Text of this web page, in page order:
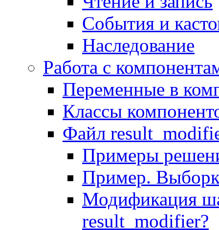
События и
Наследование
Работа с
Переменные в
Классы
Файл
Примеры
Пример.
Модификация
result_modifier?